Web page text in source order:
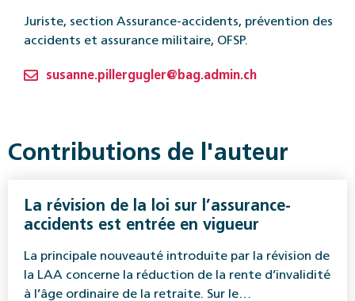
Juriste, section Assurance-accidents, prévention des
accidents et ­assurance militaire, OFSP.
susanne.pillergugler@bag.admin.ch
Contributions de l'auteur
La révision de la loi sur l’assurance-
accidents est entrée en vigueur
La principale nouveauté introduite par la révision de
la LAA concerne la réduction de la rente d’invalidité
à l’âge ordinaire de la retraite. Sur le…